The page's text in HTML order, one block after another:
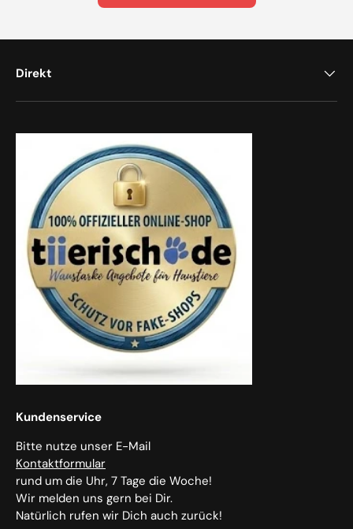
Direkt
Kundenservice
Bitte nutze unser E-Mail
Kontaktformular
rund um die Uhr, 7 Tage die Woche!
Wir melden uns gern bei Dir.
Natürlich rufen wir Dich auch zurück!